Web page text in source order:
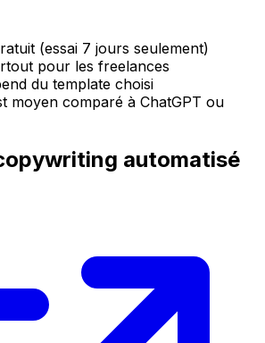
(essai 7 jours seulement)
pour les freelances
du template choisi
moyen comparé à ChatGPT ou
automatisé